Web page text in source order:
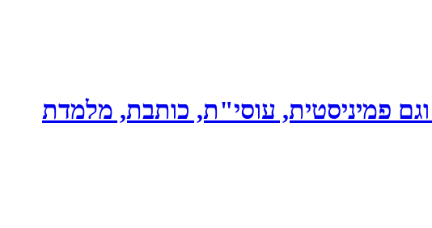
פמיניסטית, עוסי"ת, כותבת, מלמדת